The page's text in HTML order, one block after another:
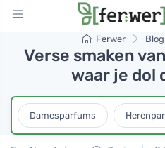
Ferwer Blog
Verse smaken
waar je dol
Damesparfums